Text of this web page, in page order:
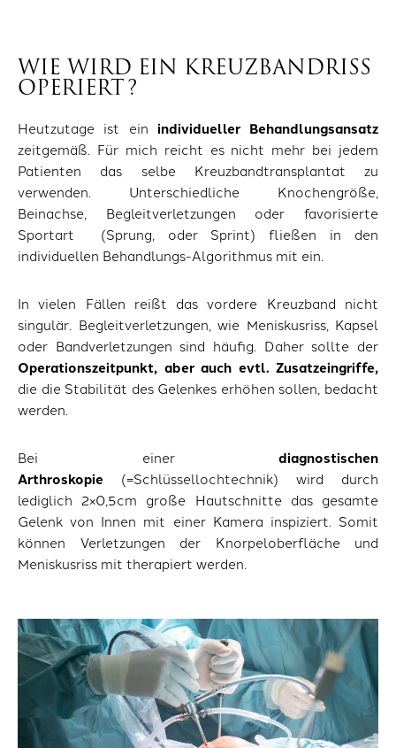
WIE WIRD EIN KREUZBANDRISS
OPERIERT?
Heutzutage ist ein individueller Behandlungsansatz
zeitgemäß. Für mich reicht es nicht mehr bei jedem
Patienten das selbe Kreuzbandtransplantat zu
verwenden. Unterschiedliche Knochengröße,
Beinachse, Begleitverletzungen oder favorisierte
Sportart (Sprung, oder Sprint) fließen in den
individuellen Behandlungs-Algorithmus mit ein.
In vielen Fällen reißt das vordere Kreuzband nicht
singulär. Begleitverletzungen, wie Meniskusriss, Kapsel
oder Bandverletzungen sind häufig. Daher sollte der
Operationszeitpunkt, aber auch evtl. Zusatzeingriffe,
die die Stabilität des Gelenkes erhöhen sollen, bedacht
werden.
Bei einer diagnostischen
Arthroskopie (=Schlüssellochtechnik) wird durch
lediglich 2×0,5cm große Hautschnitte das gesamte
Gelenk von Innen mit einer Kamera inspiziert. Somit
können Verletzungen der Knorpeloberfläche und
Meniskusriss mit therapiert werden.